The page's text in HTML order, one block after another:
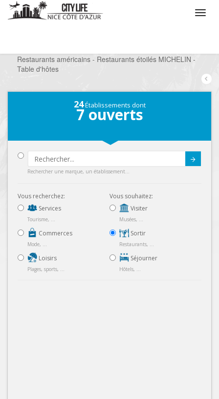
Restaurants américains - Restaurants étoilés MICHELIN -
Table d'hôtes
24Établissements dont
7 ouverts
Rechercher une marque, un établissement...
Vous recherchez:
Services
Tourisme, ...
Commerces
Mode, ...
Loisirs
Plages, sports, ...
Vous souhaitez:
Visiter
Musées, ...
Sortir
Restaurants, ...
Séjourner
Hôtels, ...